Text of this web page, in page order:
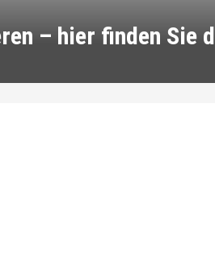
– hier finden Sie